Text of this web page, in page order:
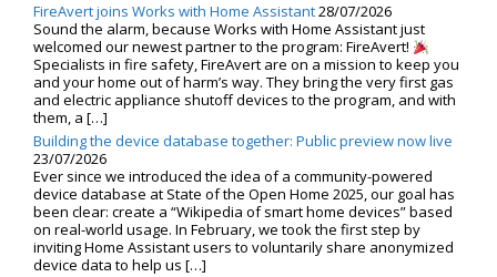
FireAvert joins Works with Home Assistant28/07/2026
Sound the alarm, because Works with Home Assistant just
welcomed our newest partner to the program: FireAvert!
Specialists in fire safety, FireAvert are on a mission to keep you
and your home out of harm’s way. They bring the very first gas
and electric appliance shutoff devices to the program, and with
them, a […]
Building the device database together: Public preview now live
23/07/2026
Ever since we introduced the idea of a community-powered
device database at State of the Open Home 2025, our goal has
been clear: create a “Wikipedia of smart home devices” based
on real-world usage. In February, we took the first step by
inviting Home Assistant users to voluntarily share anonymized
device data to help us […]